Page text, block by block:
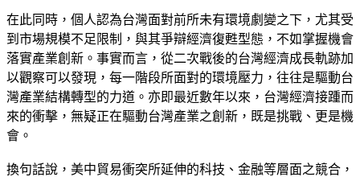
在此同時，個人認為台灣面對前所未有環境劇變之下，尤其受
到市場規模不足限制，與其爭辯經濟復甦型態，不如掌握機會
落實產業創新。事實而言，從二次戰後的台灣經濟成長軌跡加
以觀察可以發現，每一階段所面對的環境壓力，往往是驅動台
灣產業結構轉型的力道。亦即最近數年以來，台灣經濟接踵而
來的衝擊，無疑正在驅動台灣產業之創新，既是挑戰、更是機
會。
換句話說，美中貿易衝突所延伸的科技、金融等層面之競合，